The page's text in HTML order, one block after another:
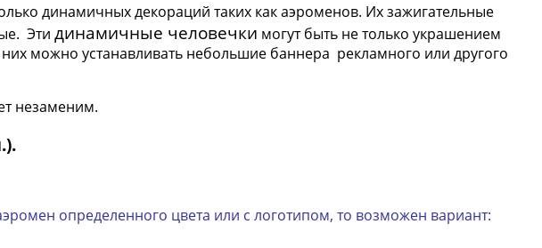
динамичных декораций таких как аэроменов. Их зажигательные
Эти динамичные человечки могут быть не только украшением
можно устанавливать небольшие баннера рекламного или другого
незаменим.
определенного цвета или с логотипом, то возможен вариант: